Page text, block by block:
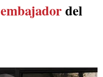
embajadordel